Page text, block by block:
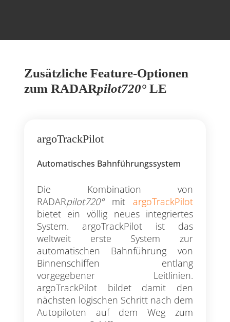
Zusätzliche Feature-Optionen
zum RADARpilot720° LE
argoTrackPilot
Automatisches Bahnführungssystem ​
Die Kombination von
RADARpilot720°mitargoTrackPilot
bietet ein völlig neues integriertes
System. argoTrackPilot ist das
weltweit erste System zur
automatischen Bahnführung von
Binnenschiffen entlang
vorgegebener Leitlinien.
argoTrackPilot bildet damit den
nächsten logischen Schritt nach dem
Autopiloten auf dem Weg zum